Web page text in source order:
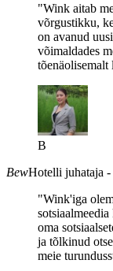
"Wink aitab
võrgustikku,
on avanud
võimaldades
tõenäolisemalt
B
BewHotelli juhataja
"Wink'iga
oma
ja tõlkinud
meie